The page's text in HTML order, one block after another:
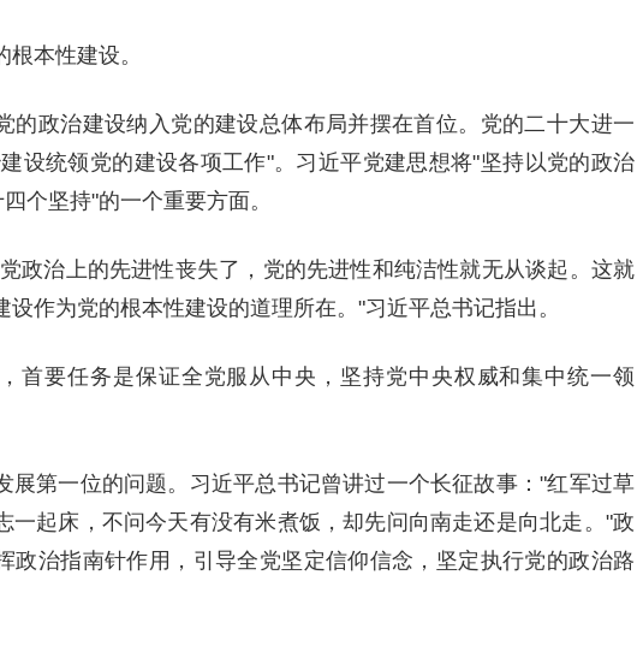
本性建设。
的政治建设纳入党的建设总体布局并摆在首位。党的二十大进一
设统领党的建设各项工作"。习近平党建思想将"坚持以党的政治
个坚持"的一个重要方面。
政治上的先进性丧失了，党的先进性和纯洁性就无从谈起。这就
设作为党的根本性建设的道理所在。"习近平总书记指出。
首要任务是保证全党服从中央，坚持党中央权威和集中统一领
展第一位的问题。习近平总书记曾讲过一个长征故事："红军过草
一起床，不问今天有没有米煮饭，却先问向南走还是向北走。"政
政治指南针作用，引导全党坚定信仰信念，坚定执行党的政治路